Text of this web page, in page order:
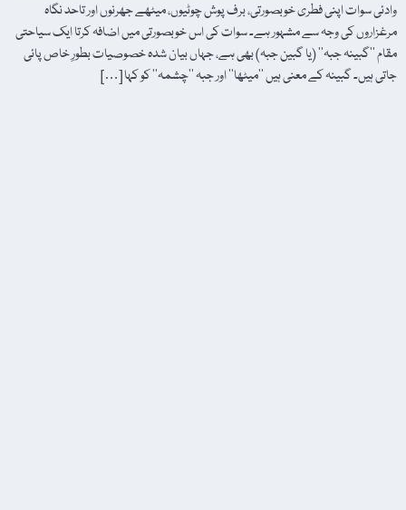
وادئی سوات اپنی فطری خوبصورتی، برف پوش چوٹیوں، میٹھے جھرنوں اور تاحد نگاہ
مرغزاروں کی وجہ سے مشہور ہے۔ سوات کی اس خوبصورتی میں اضافہ کرتا ایک سیاحتی
مقام ’’گبینہ جبہ‘‘ (یا گبین جبہ) بھی ہے، جہاں بیان شدہ خصوصیات بطورِ خاص پائی
جاتی ہیں۔ گبینہ کے معنی ہیں ’’میٹھا‘‘ اور جبہ ’’چشمہ‘‘ کو کہا […]